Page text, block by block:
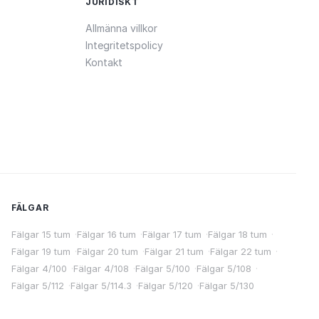
Allmänna villkor
Integritetspolicy
Kontakt
FÄLGAR
Fälgar 15 tum ·Fälgar 16 tum ·Fälgar 17 tum ·Fälgar 18 tum ·
Fälgar 19 tum ·Fälgar 20 tum ·Fälgar 21 tum ·Fälgar 22 tum ·
Fälgar 4/100 ·Fälgar 4/108 ·Fälgar 5/100 ·Fälgar 5/108 ·
Fälgar 5/112 ·Fälgar 5/114.3 ·Fälgar 5/120 ·Fälgar 5/130